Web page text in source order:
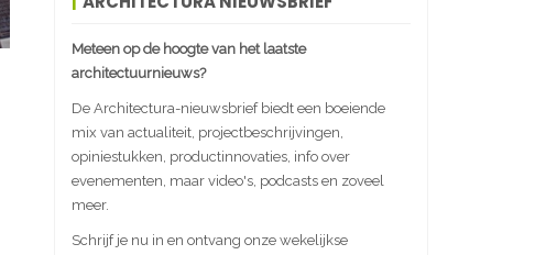
Meteen op de hoogte van het laatste
architectuurnieuws?
De Architectura-nieuwsbrief biedt een boeiende
mix van actualiteit, projectbeschrijvingen,
opiniestukken, productinnovaties, info over
evenementen, maar video's, podcasts en zoveel
meer.
Schrijf je nu in en ontvang onze wekelijkse